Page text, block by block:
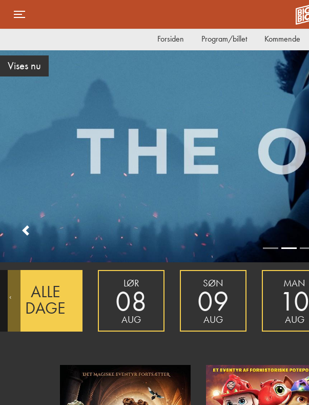
Forsiden Program/billet Kommende
Danmarkspremiere på torsdag
Previous
‹ ALLE
DAGE
LØR
08
AUG
SØN
09
AUG
MAN
10
AUG